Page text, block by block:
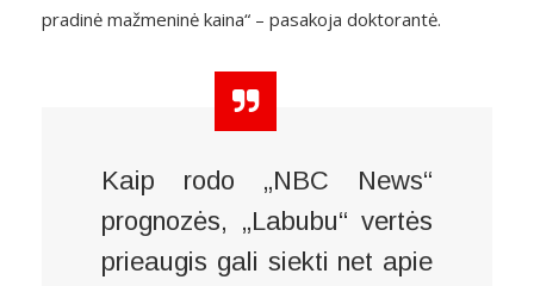
pradinė mažmeninė kaina“ – pasakoja doktorantė.
Kaip rodo „NBC News“
prognozės, „Labubu“ vertės
prieaugis gali siekti net apie